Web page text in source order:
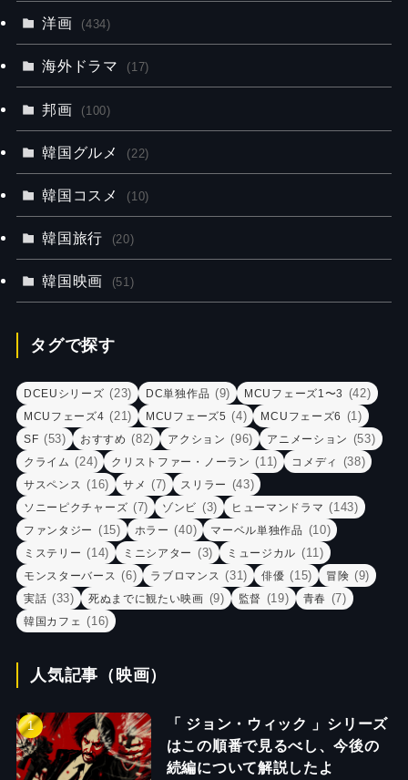
洋画 (434)
海外ドラマ (17)
邦画 (100)
韓国グルメ (22)
韓国コスメ (10)
韓国旅行 (20)
韓国映画 (51)
タグで探す
DCEUシリーズ (23) DC単独作品 (9) MCUフェーズ1〜3 (42)
MCUフェーズ4 (21) MCUフェーズ5 (4) MCUフェーズ6 (1)
SF (53) おすすめ (82) アクション (96) アニメーション (53)
クライム (24) クリストファー・ノーラン (11) コメディ (38)
サスペンス (16) サメ (7) スリラー (43)
ソニーピクチャーズ (7) ゾンビ (3) ヒューマンドラマ (143)
ファンタジー (15) ホラー (40) マーベル単独作品 (10)
ミステリー (14) ミニシアター (3) ミュージカル (11)
モンスターバース (6) ラブロマンス (31) 俳優 (15) 冒険 (9)
実話 (33) 死ぬまでに観たい映画 (9) 監督 (19) 青春 (7)
韓国カフェ (16)
人気記事（映画）
「 ジョン・ウィック 」シリーズ
はこの順番で見るべし、今後の
続編について解説したよ